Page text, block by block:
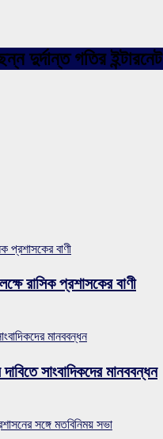
দুর্দান্ত গতির
বাণী
রাসিক প্রশাসকের বাণী
মানববন্ধন
সাংবাদিকদের মানববন্ধন
সঙ্গে মতবিনিময় সভা